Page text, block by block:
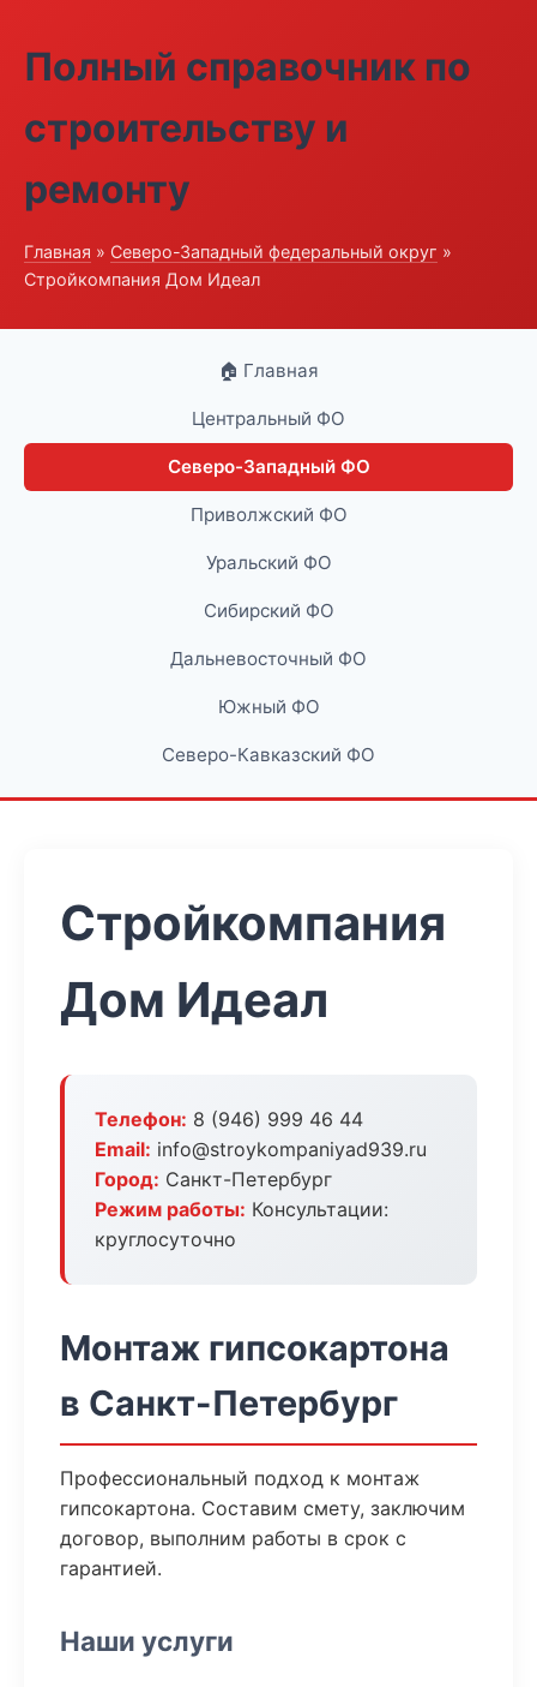
Полный справочник по
строительству и
ремонту
Главная » Северо-Западный федеральный округ »
Стройкомпания Дом Идеал
🏠 Главная
Центральный ФО
Северо-Западный ФО
Приволжский ФО
Уральский ФО
Сибирский ФО
Дальневосточный ФО
Южный ФО
Северо-Кавказский ФО
Стройкомпания
Дом Идеал
Телефон: 8 (946) 999 46 44
Email: info@stroykompaniyad939.ru
Город: Санкт-Петербург
Режим работы: Консультации:
круглосуточно
Монтаж гипсокартона
в Санкт-Петербург
Профессиональный подход к монтаж
гипсокартона. Составим смету, заключим
договор, выполним работы в срок с
гарантией.
Наши услуги